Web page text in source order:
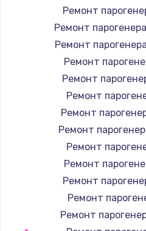
Замена / ремонт
Замена
Ремонт
Ремонт
Ремонт
Ремонт
Ремонт
Ремонт
Ремонт
Ремонт
Ремонт
Ремонт
Ремонт
Ремонт
Ремонт